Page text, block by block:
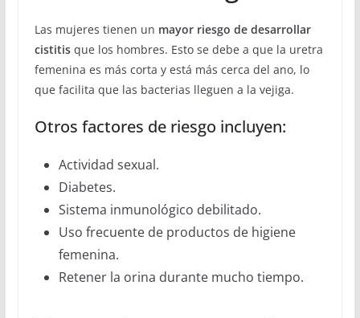
Las mujeres tienen un mayor riesgo de desarrollar
cistitis que los hombres. Esto se debe a que la uretra
femenina es más corta y está más cerca del ano, lo
que facilita que las bacterias lleguen a la vejiga.
Otros factores de riesgo incluyen:
Actividad sexual.
Diabetes.
Sistema inmunológico debilitado.
Uso frecuente de productos de higiene
femenina.
Retener la orina durante mucho tiempo.